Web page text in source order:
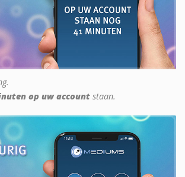
op uw account staan.